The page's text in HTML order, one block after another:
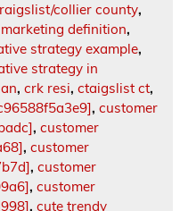
collier county,
definition,
strategy example,
strategy in
, crk resi, ctaigslist ct,
, customer
, customer
, customer
, customer
, customer
, cute trendy